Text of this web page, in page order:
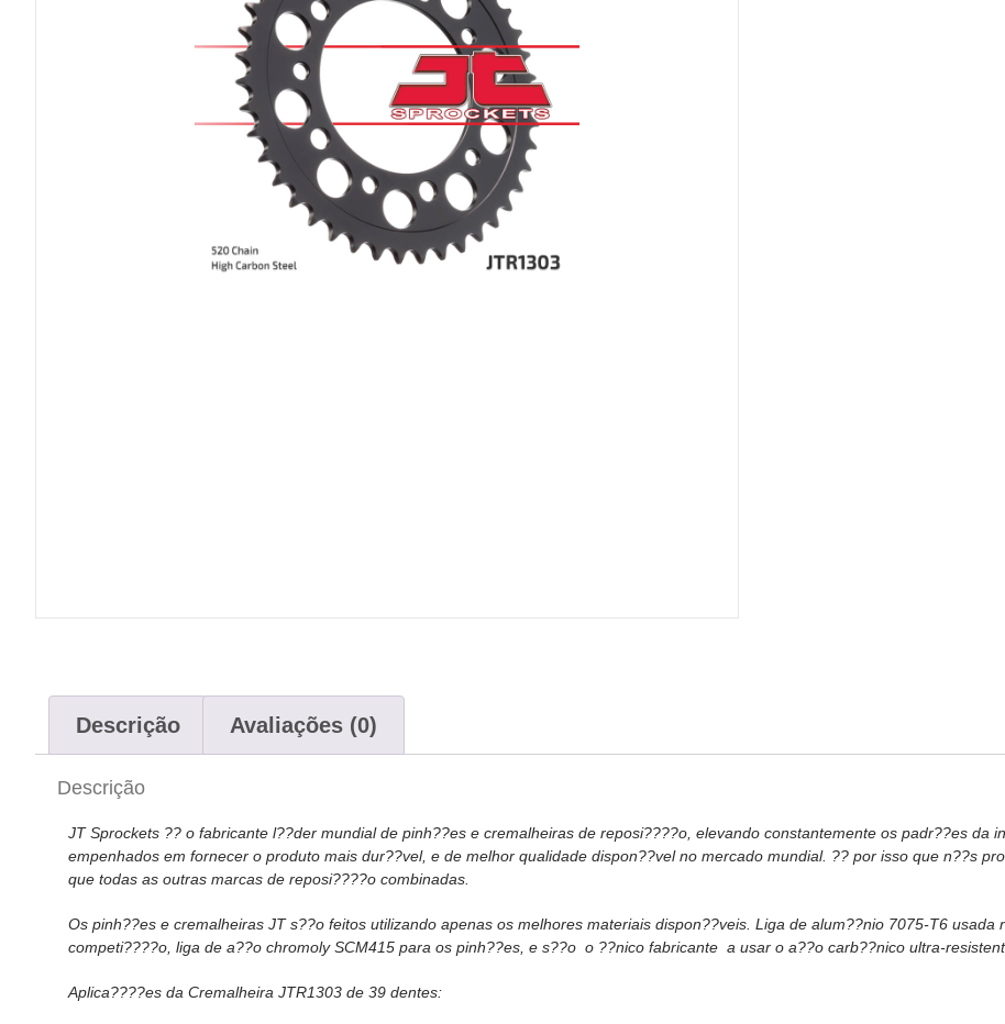
Descrição Avaliações (0)
Descrição
JT Sprockets ?? o fabricante l??der mundial de pinh??es e cremalheiras de reposi????o, elevando constantemente os padr??es da
empenhados em fornecer o produto mais dur??vel, e de melhor qualidade dispon??vel no mercado mundial. ?? por isso que n??s
que todas as outras marcas de reposi????o combinadas.
Os pinh??es e cremalheiras JT s??o feitos utilizando apenas os melhores materiais dispon??veis. Liga de alum??nio 7075-T6
competi????o, liga de a??o chromoly SCM415 para os pinh??es, e s??o o ??nico fabricante a usar o a??o carb??nico ultra-
Aplica????es da Cremalheira JTR1303 de 39 dentes: